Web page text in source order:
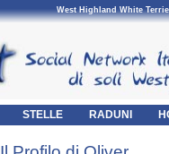
West Highland White
STELLE RADUNI